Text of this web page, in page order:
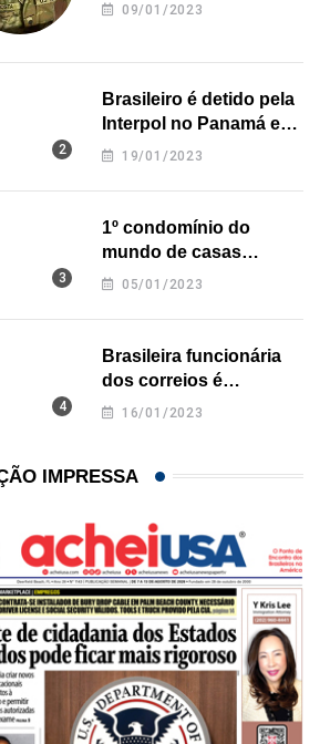
09/01/2023
Brasileiro é detido pela
Interpol no Panamá e
pode pegar prisão
19/01/2023
1º condomínio do
mundo de casas
impressas em 3D é
05/01/2023
Brasileira funcionária
dos correios é
assassinada a facadas
16/01/2023
IMPRESSA